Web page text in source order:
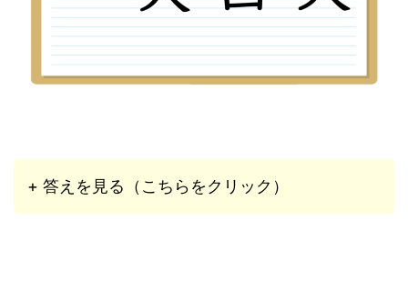
+ 答えを見る（こちらをクリック）